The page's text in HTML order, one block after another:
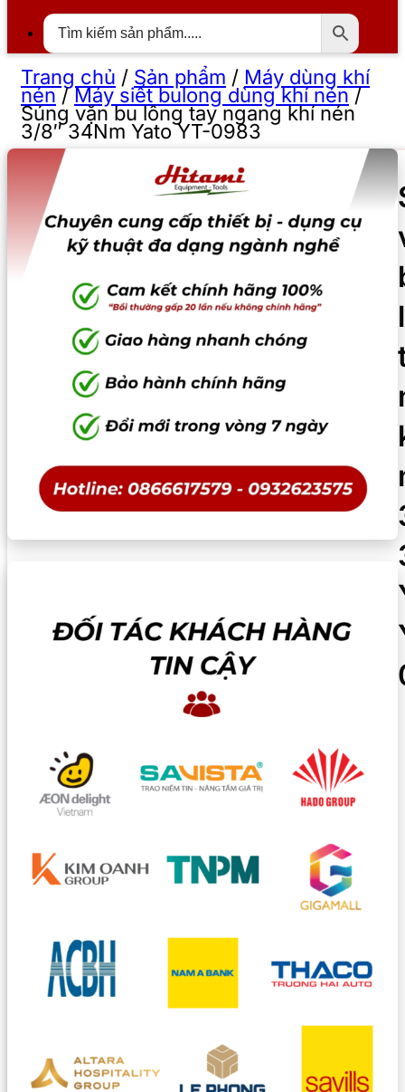
Trang chủ / Sản phẩm / Máy dùng khí
nén/Máy siết bulong dùng khí nén/
Súng vặn bu lông tay ngang khí nén
3/8″ 34Nm Yato YT-0983